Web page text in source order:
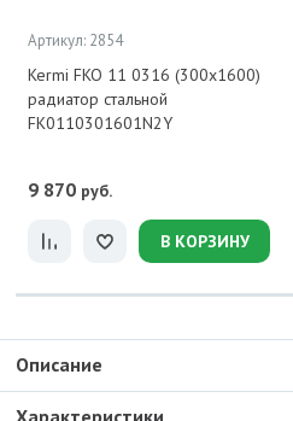
Артикул: 2854
Kermi FKO 11 0316 (300x1600)
радиатор стальной
FK0110301601N2Y
9 870 руб.
В КОРЗИНУ
Описание
Характеристики